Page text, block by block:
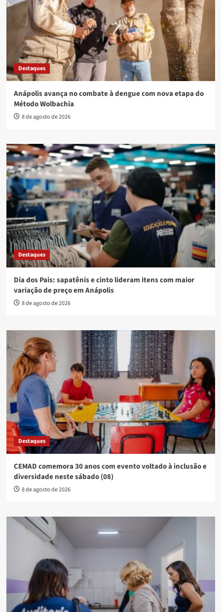
Destaques
Anápolis avança no combate à dengue com nova etapa do
Método Wolbachia
8 de agosto de 2026
Destaques
Dia dos Pais: sapatênis e cinto lideram itens com maior
variação de preço em Anápolis
8 de agosto de 2026
Destaques
CEMAD comemora 30 anos com evento voltado à inclusão e
diversidade neste sábado (08)
8 de agosto de 2026